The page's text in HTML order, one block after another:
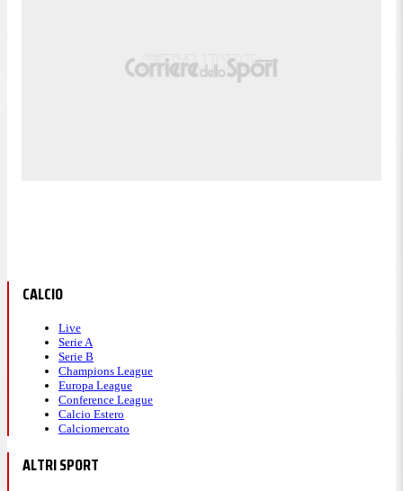
CALCIO
Live
Serie A
Serie B
Champions League
Europa League
Conference League
Calcio Estero
Calciomercato
ALTRI SPORT